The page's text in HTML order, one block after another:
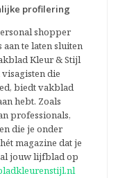
profilering
shopper
te laten sluiten
Kleur & Stijl
die
biedt vakblad
hebt. Zoals
professionals,
die je onder
magazine dat je
jouw lijfblad op